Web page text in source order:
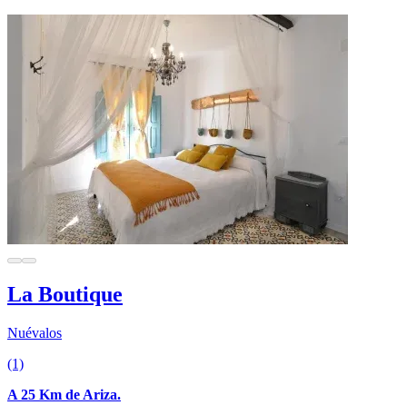
La Boutique
Nuévalos
(1)
A 25 Km de Ariza.